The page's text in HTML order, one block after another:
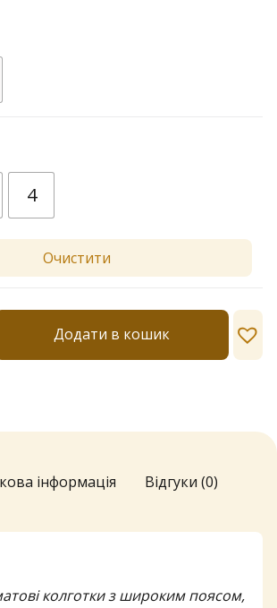
4
Очистити
Додати в кошик
інформація Відгуки (0)
колготки з широким поясом,